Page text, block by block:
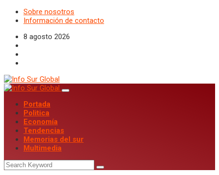
Sobre nosotros
Información de contacto
8 agosto 2026
Portada
Politica
Economía
Tendencias
Memorias del sur
Multimedia